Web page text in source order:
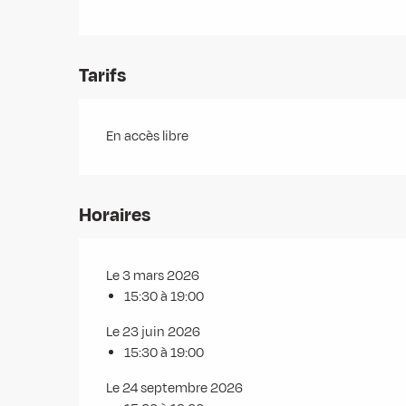
Tarifs
En accès libre
Horaires
Le 3 mars 2026
15:30 à 19:00
Le 23 juin 2026
15:30 à 19:00
Le 24 septembre 2026